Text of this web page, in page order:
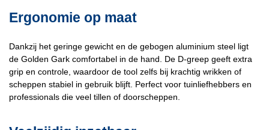
Ergonomie op maat
Dankzij het geringe gewicht en de gebogen aluminium steel ligt
de Golden Gark comfortabel in de hand. De D‑greep geeft extra
grip en controle, waardoor de tool zelfs bij krachtig wrikken of
scheppen stabiel in gebruik blijft. Perfect voor tuinliefhebbers en
professionals die veel tillen of doorscheppen.